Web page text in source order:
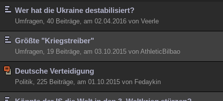
Wer hat die Ukraine destabilisiert?
Umfragen, 40 Beiträge, am 02.04.2016 von Veerle
Größte "Kriegstreiber"
Umfragen, 19 Beiträge, am 03.10.2015 von AthleticBilbao
Deutsche Verteidigung
Politik, 225 Beiträge, am 01.10.2015 von Fedaykin